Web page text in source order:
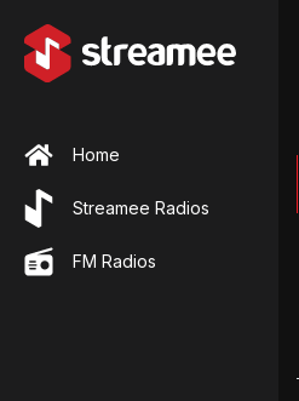
Home
Streamee Radios
FM Radios